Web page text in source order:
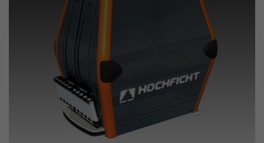
informazioni vengono trasmesse